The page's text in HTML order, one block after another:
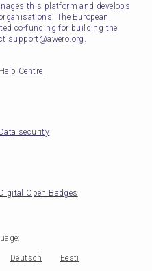
this platform and develops
The European
co-funding for building the
support@awero.org.
Help Centre
Data security
Digital Open Badges
:
Deutsch
Eesti